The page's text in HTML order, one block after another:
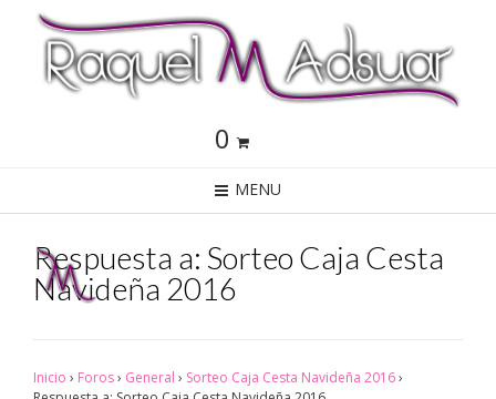
0
MENU
Respuesta a: Sorteo Caja Cesta
Navideña 2016
Inicio › Foros› General › Sorteo Caja Cesta Navideña 2016›